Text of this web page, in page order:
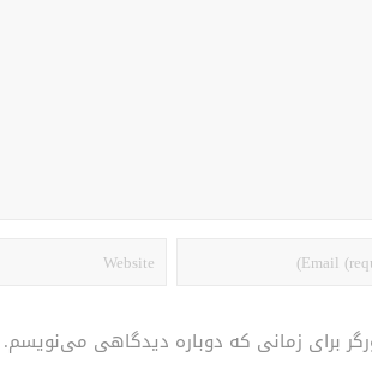
برای زمانی که دوباره دیدگاهی می‌نویسم.